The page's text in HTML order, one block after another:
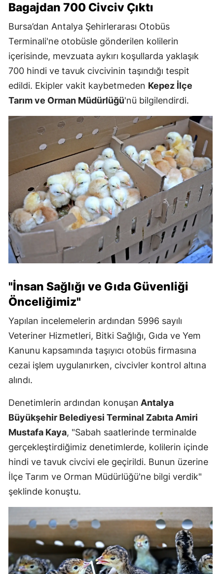
Bagajdan 700 Civciv Çıktı
Bursa’dan Antalya Şehirlerarası Otobüs
Terminali'ne otobüsle gönderilen kolilerin
içerisinde, mevzuata aykırı koşullarda yaklaşık
700 hindi ve tavuk civcivinin taşındığı tespit
edildi. Ekipler vakit kaybetmeden Kepez İlçe
Tarım ve Orman Müdürlüğü'nü bilgilendirdi.
"İnsan Sağlığı ve Gıda Güvenliği
Önceliğimiz"
Yapılan incelemelerin ardından 5996 sayılı
Veteriner Hizmetleri, Bitki Sağlığı, Gıda ve Yem
Kanunu kapsamında taşıyıcı otobüs firmasına
cezai işlem uygulanırken, civcivler kontrol altına
alındı.
Denetimlerin ardından konuşan Antalya
Büyükşehir Belediyesi Terminal Zabıta Amiri
Mustafa Kaya, "Sabah saatlerinde terminalde
gerçekleştirdiğimiz denetimlerde, kolilerin içinde
hindi ve tavuk civcivi ele geçirildi. Bunun üzerine
İlçe Tarım ve Orman Müdürlüğü'ne bilgi verdik"
şeklinde konuştu.